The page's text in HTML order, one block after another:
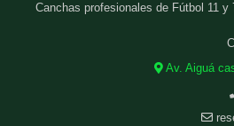
Canchas profesionales de Fútbol 11
Av. Aiguá